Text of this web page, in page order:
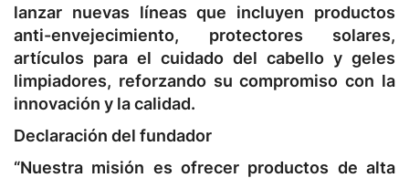
lanzar nuevas líneas que incluyen productos
anti-envejecimiento, protectores solares,
artículos para el cuidado del cabello y geles
limpiadores, reforzando su compromiso con la
innovación y la calidad.
Declaración del fundador
“Nuestra misión es ofrecer productos de alta